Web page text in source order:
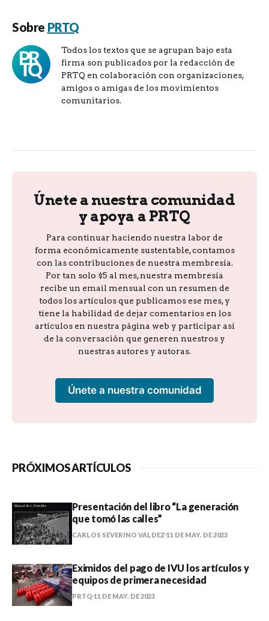
Sobre PRTQ
Todos los textos que se agrupan bajo esta
firma son publicados por la redacción de
PRTQ en colaboración con organizaciones,
amigos o amigas de los movimientos
comunitarios.
Únete a nuestra comunidad
y apoya a PRTQ
Para continuar haciendo nuestra labor de
forma económicamente sustentable, contamos
con las contribuciones de nuestra membresía.
Por tan solo $5 al mes, nuestra membresía
recibe un email mensual con un resumen de
todos los artículos que publicamos ese mes, y
tiene la habilidad de dejar comentarios en los
artículos en nuestra página web y participar así
de la conversación que generen nuestros y
nuestras autores y autoras.
Únete a nuestra comunidad
PRÓXIMOS ARTÍCULOS
Presentación del libro “La generación
que tomó las calles”
CARLOS SEVERINO VALDEZ 11 DE MAY. DE 2023
Eximidos del pago de IVU los artículos y
equipos de primera necesidad
PRTQ 11 DE MAY. DE 2023